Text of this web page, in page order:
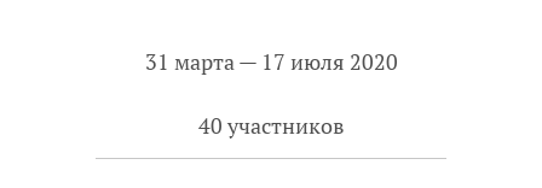
31 марта — 17 июля 2020
40 участников